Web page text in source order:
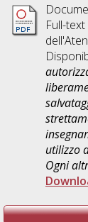
Full-
utilizzo
Ogni